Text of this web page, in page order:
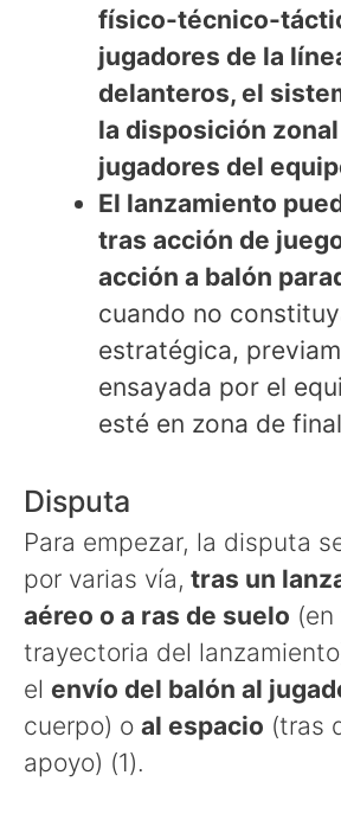
físico-técnico-
jugadores de la
delanteros, el
la disposición
jugadores del
El lanzamiento
tras acción de
acción a balón
cuando no
estratégica,
ensayada por el
esté en zona de
Disputa
Para empezar, la disputa
por varias vía, tras un
aéreo o a ras de suelo
trayectoria del
el envío del balón al
cuerpo) o al espacio (tras
apoyo) (1).